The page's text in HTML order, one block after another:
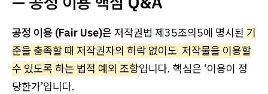
공정 이용 (Fair Use)은 저작권법 제35조의5에 명시된 기
준을 충족할 때 저작권자의 허락 없이도 저작물을 이용할
수 있도록 하는 법적 예외 조항입니다. 핵심은 ‘이용이 정
당한가’입니다.